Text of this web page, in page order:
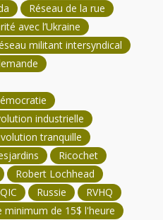
Réseau de la rue
avec l’Ukraine
militant intersyndical
industrielle
tranquille
Ricochet
Robert Lochhead
Russie
RVHQ
minimum de 15$ l'heure